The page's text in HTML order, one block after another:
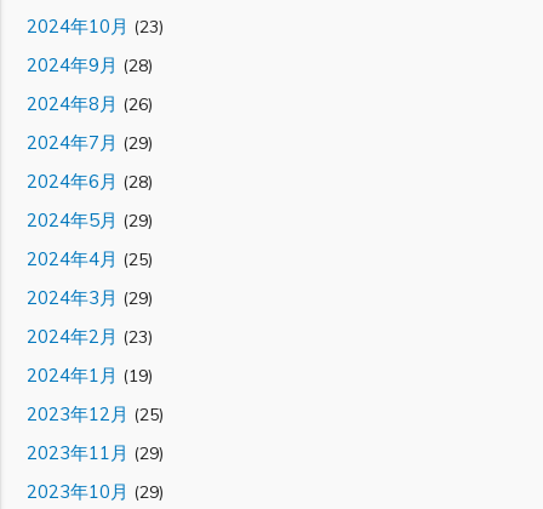
2024年10月 (23)
2024年9月 (28)
2024年8月 (26)
2024年7月 (29)
2024年6月 (28)
2024年5月 (29)
2024年4月 (25)
2024年3月 (29)
2024年2月 (23)
2024年1月 (19)
2023年12月 (25)
2023年11月 (29)
2023年10月 (29)